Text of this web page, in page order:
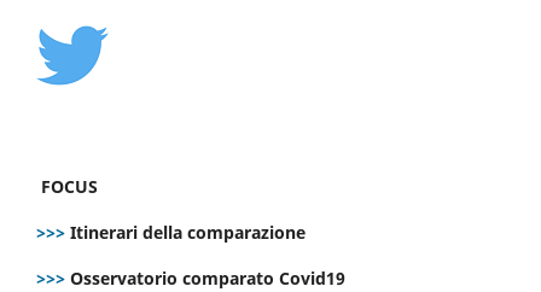
FOCUS
>>> Itinerari della comparazione
>>> Osservatorio comparato Covid19